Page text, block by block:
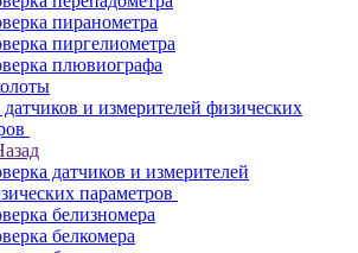
пиранометра
пиргелиометра
плювиографа
и измерителей физических
датчиков и измерителей
параметров
белизномера
белкомера